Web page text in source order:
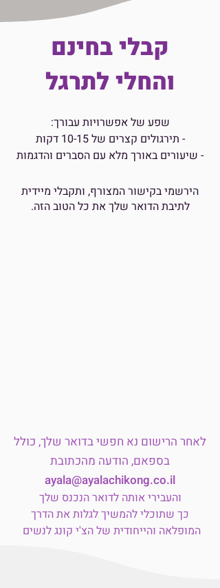
קבלי בחינם
והחלי לתרגל
שפע של אפשרויות עבורך:
- תירגולים קצרים של 10-15 דקות
- שיעורים באורך מלא עם הסברים והדגמות
הירשמי בקישור המצורף, ותקבלי מיידית
לתיבת הדואר שלך את כל הטוב הזה.
לאחר הרישום נא חפשי בדואר שלך, כולל
בספאם, הודעה מהכתובת
ayala@ayalachikong.co.il
והעבירי אותה לדואר הנכנס שלך
כך שתוכלי להמשיך לגלות את הדרך
המופלאה והייחודית של הצ'י קונג לנשים